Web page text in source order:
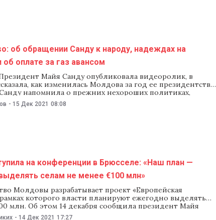
об обращении Санду к народу, надеждах на
об оплате за газ авансом
Майя Санду опубликовала видеоролик, в
как изменилась Молдова за год ее президентства.
напомнила о прежних нехороших политиках,
страной, и об «абсолютной победе» на выборах
благодаря чему политический класс Молдовы
- 15 Дек 2021 08:08
на конференции в Брюсселе: «Наш план —
селам не менее €100 млн»
Молдовы разрабатывает проект «Европейская
которого власти планируют ежегодно выделять
млн. Об этом 14 декабря сообщила президент Майя
на Конференции местных и региональных властей
- 14 Дек 2021 17:27